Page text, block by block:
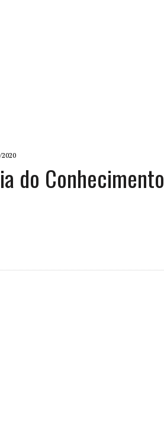
do Conhecimento